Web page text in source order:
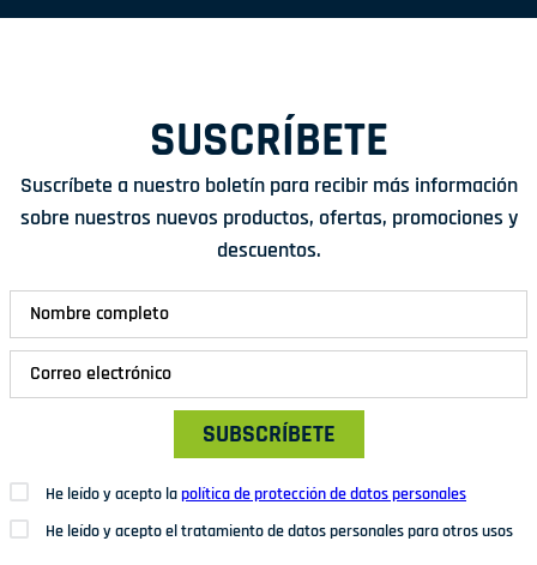
SUSCRÍBETE
Suscríbete a nuestro boletín para recibir más información
sobre nuestros nuevos productos, ofertas, promociones y
descuentos.
SUBSCRÍBETE
He leído y acepto lapolítica de protección de datos personales
He leído y acepto el tratamiento de datos personales para otros usos